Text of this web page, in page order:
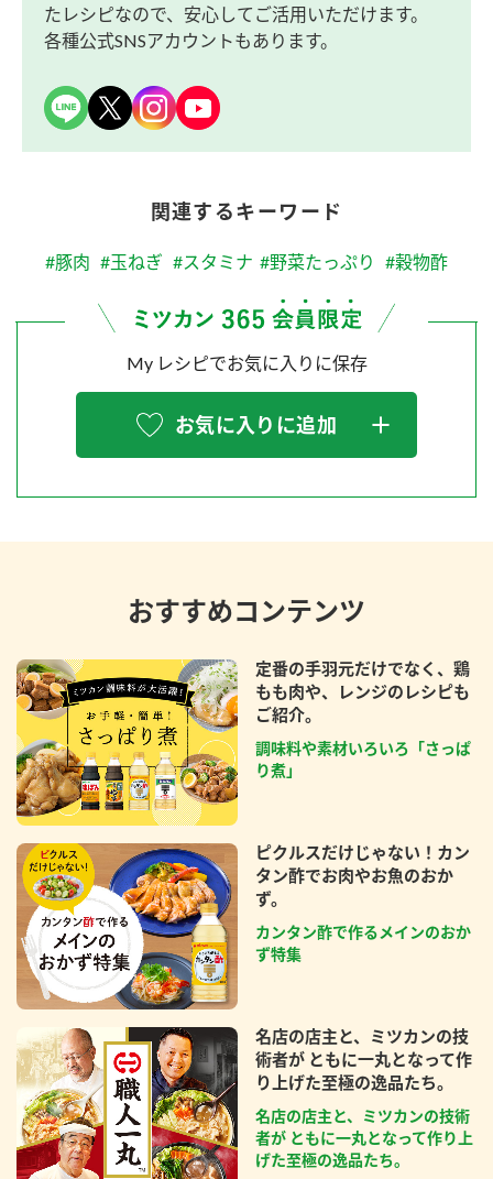
たレシピなので、安心してご活用いただけます。
各種公式SNSアカウントもあります。
関連するキーワード
#豚肉 #玉ねぎ #スタミナ #野菜たっぷり #穀物酢
My レシピでお気に入りに保存
お気に入りに追加
おすすめコンテンツ
定番の手羽元だけでなく、鶏
もも肉や、レンジのレシピも
ご紹介。
調味料や素材いろいろ「さっぱ
り煮」
ピクルスだけじゃない！カン
タン酢でお肉やお魚のおか
ず。
カンタン酢で作るメインのおか
ず特集
名店の店主と、ミツカンの技
術者が ともに一丸となって作
り上げた至極の逸品たち。
名店の店主と、ミツカンの技術
者が ともに一丸となって作り上
げた至極の逸品たち。